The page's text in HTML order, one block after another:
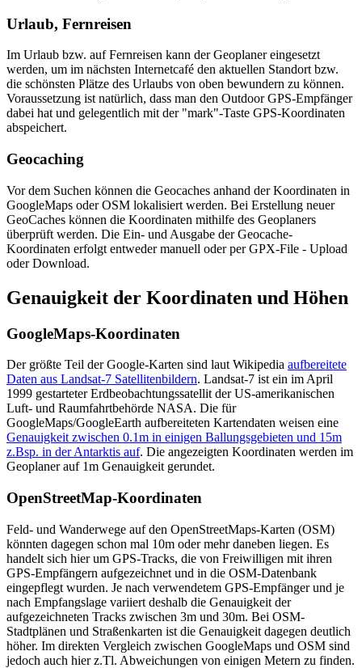
Urlaub, Fernreisen
Im Urlaub bzw. auf Fernreisen kann der Geoplaner eingesetzt
werden, um im nächsten Internetcafé den aktuellen Standort bzw.
die schönsten Plätze des Urlaubs von oben bewundern zu können.
Voraussetzung ist natürlich, dass man den Outdoor GPS-Empfänger
dabei hat und gelegentlich mit der "mark"-Taste GPS-Koordinaten
abspeichert.
Geocaching
Vor dem Suchen können die Geocaches anhand der Koordinaten in
GoogleMaps oder OSM lokalisiert werden. Bei Erstellung neuer
GeoCaches können die Koordinaten mithilfe des Geoplaners
überprüft werden. Die Ein- und Ausgabe der Geocache-
Koordinaten erfolgt entweder manuell oder per GPX-File - Upload
oder Download.
Genauigkeit der Koordinaten und Höhen
GoogleMaps-Koordinaten
Der größte Teil der Google-Karten sind laut Wikipedia aufbereitete
Daten aus Landsat-7 Satellitenbildern. Landsat-7 ist ein im April
1999 gestarteter Erdbeobachtungssatellit der US-amerikanischen
Luft- und Raumfahrtbehörde NASA. Die für
GoogleMaps/GoogleEarth aufbereiteten Kartendaten weisen eine
Genauigkeit zwischen 0.1m in einigen Ballungsgebieten und 15m
z.Bsp. in der Antarktis auf. Die angezeigten Koordinaten werden im
Geoplaner auf 1m Genauigkeit gerundet.
OpenStreetMap-Koordinaten
Feld- und Wanderwege auf den OpenStreetMaps-Karten (OSM)
könnten dagegen schon mal 10m oder mehr daneben liegen. Es
handelt sich hier um GPS-Tracks, die von Freiwilligen mit ihren
GPS-Empfängern aufgezeichnet und in die OSM-Datenbank
eingepflegt wurden. Je nach verwendetem GPS-Empfänger und je
nach Empfangslage variiert deshalb die Genauigkeit der
aufgezeichneten Tracks zwischen 3m und 30m. Bei OSM-
Stadtplänen und Straßenkarten ist die Genauigkeit dagegen deutlich
höher. Im direkten Vergleich zwischen GoogleMaps und OSM sind
jedoch auch hier z.Tl. Abweichungen von einigen Metern zu finden.